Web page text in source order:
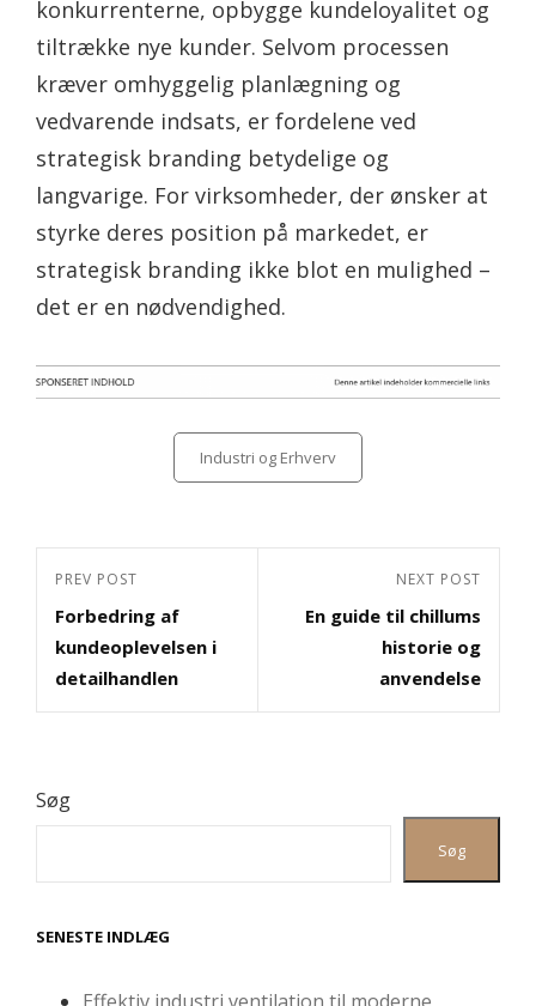
konkurrenterne, opbygge kundeloyalitet og
tiltrække nye kunder. Selvom processen
kræver omhyggelig planlægning og
vedvarende indsats, er fordelene ved
strategisk branding betydelige og
langvarige. For virksomheder, der ønsker at
styrke deres position på markedet, er
strategisk branding ikke blot en mulighed –
det er en nødvendighed.
Categories
Industri og Erhverv
Indlægsnavigation
Previous
Post
PREV POST
Forbedring af
kundeoplevelsen i
detailhandlen
Post
NEXT POST
En guide til chillums
historie og
anvendelse
Søg
Søg
SENESTE INDLÆG